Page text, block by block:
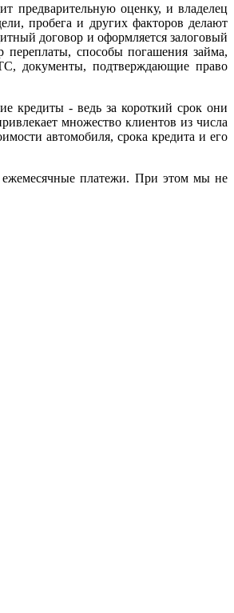
предварительную оценку, и владелец
пробега и других факторов делают
договор и оформляется залоговый
переплаты, способы погашения займа,
документы, подтверждающие право
кредиты - ведь за короткий срок они
множество клиентов из числа
автомобиля, срока кредита и его
платежи. При этом мы не